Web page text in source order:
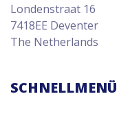
Londenstraat 16
7418EE Deventer
The Netherlands
SCHNELLMENÜ